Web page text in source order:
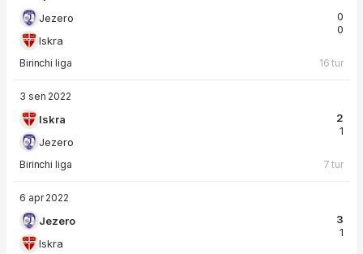
Jezero
Iskra
0
0
Birinchi liga 16 tur
3 sen 2022
Iskra
Jezero
2
1
Birinchi liga 7 tur
6 apr 2022
Jezero
Iskra
3
1